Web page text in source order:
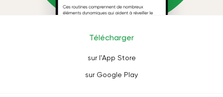
Télécharger
sur l'App Store
sur Google Play